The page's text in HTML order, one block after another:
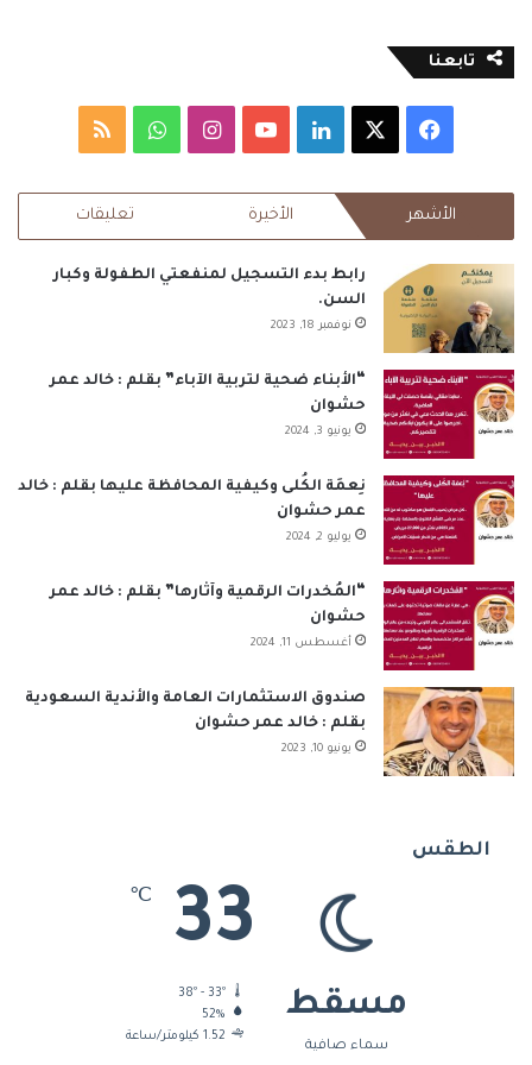
تابعنا
فيسبوك لينكدإن‫YouTubeانستقرامواتسابملخص
RSS الأشهر الأخيرة تعليقات
رابط بدء التسجيل لمنفعتي الطفولة وكبار
السن.
نوفمبر 18, 2023
“الأبناء ضحية لتربية الآباء” بقلم : خالد عمر
حشوان
يونيو 3, 2024
نِعمَة الكُلى وكيفية المحافظة عليها بقلم : خالد
عمر حشوان
يوليو 2, 2024
“المُخدرات الرقمية وآثارها” بقلم : خالد عمر
حشوان
أغسطس 11, 2024
صندوق الاستثمارات العامة والأندية السعودية
بقلم : خالد عمر حشوان
يونيو 10, 2023
الطقس
مسقط
سماء صافية
33
℃
38º - 33º
52%
1.52 كيلومتر/ساعة